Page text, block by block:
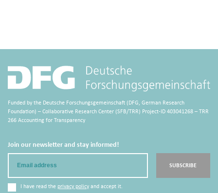
Funded by the Deutsche Forschungsgemeinschaft (DFG, German Research
Foundation) – Collaborative Research Center (SFB/TRR) Project-ID 403041268 – TRR
266 Accounting for Transparency
Join our newsletter and stay informed!
I have read the privacy policyand accept it.
SUBSCRIBE